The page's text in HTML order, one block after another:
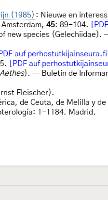
(1985) : Nieuwe en
45: 89-104.
new species (Gelechiidae).
auf perhostutkijainseura.fi]
[PDF auf
Aethes). — Buletin de
Fleischer).
de Ceuta, de Melilla y
1-1184. Madrid.